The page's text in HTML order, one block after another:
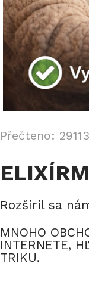
Přečteno:
Rozšíril sa
MNOHO
INTERNETE,
TRIKU.